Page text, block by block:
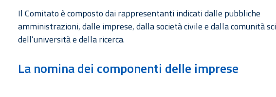
Il Comitato è composto dai rappresentanti indicati dalle pubbliche
amministrazioni, dalle imprese, dalla società civile e dalla comunità
dell’università e della ricerca.
La nomina dei componenti delle imprese